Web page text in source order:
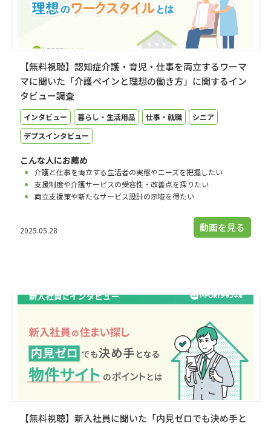
【無料視聴】認知症介護・育児・仕事を両立するワーマ
マに聞いた「介護ペインと理想の働き方」に関するイン
タビュー調査
インタビュー 暮らし・生活用品 仕事・就職
シニア
デプスインタビュー
こんな人にお薦め
介護と仕事を両立する生活者の実態やニーズを把握したい
支援制度や介護サービスの受容性・改善点を探りたい
両立支援策や新たなサービス設計の示唆を得たい
2025.05.28 動画を見る
【無料視聴】新入社員に聞いた「内見ゼロでも決め手と